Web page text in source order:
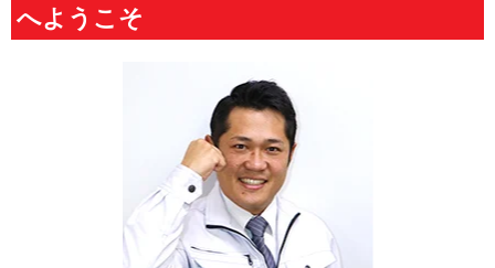
へようこそ